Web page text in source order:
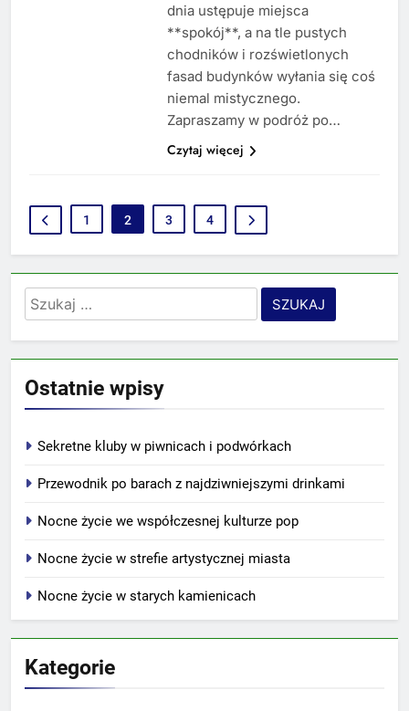
dnia ustępuje miejsca
**spokój**, a na tle pustych
chodników i rozświetlonych
fasad budynków wyłania się coś
niemal mistycznego.
Zapraszamy w podróż po…
Czytaj więcej
1 2 3 4
Szukaj:
Ostatnie wpisy
Sekretne kluby w piwnicach i podwórkach
Przewodnik po barach z najdziwniejszymi drinkami
Nocne życie we współczesnej kulturze pop
Nocne życie w strefie artystycznej miasta
Nocne życie w starych kamienicach
Kategorie